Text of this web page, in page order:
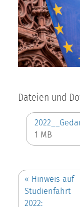
Dateien und
1 MB
« Hinweis auf
Studienfahrt
2022: